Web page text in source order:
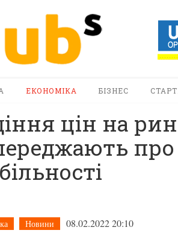
ЕКОНОМІКА БІЗНЕС
цін на
про
Новини 08.02.2022 20:10